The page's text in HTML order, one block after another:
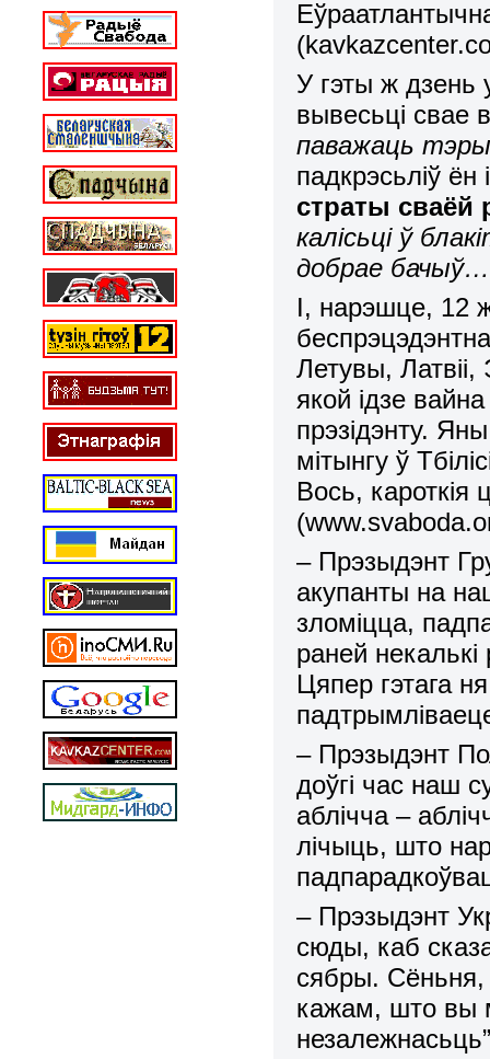
У гэты ж дзень
вывесьці свае
паважаць
падкрэсьліў
страты сваёй
калісьці ў
добрае
І, нарэшце, 12
Летувы, Латвіі,
якой ідзе
прэзідэнту.
мітынгу ў
Вось, кароткія
– Прэзыдэнт
акупанты на
зломіцца,
раней
Цяпер гэтага ня
– Прэзыдэнт
доўгі час наш
аблічча –
лічыць, што
– Прэзыдэнт
сюды, каб
сябры.
кажам, што вы